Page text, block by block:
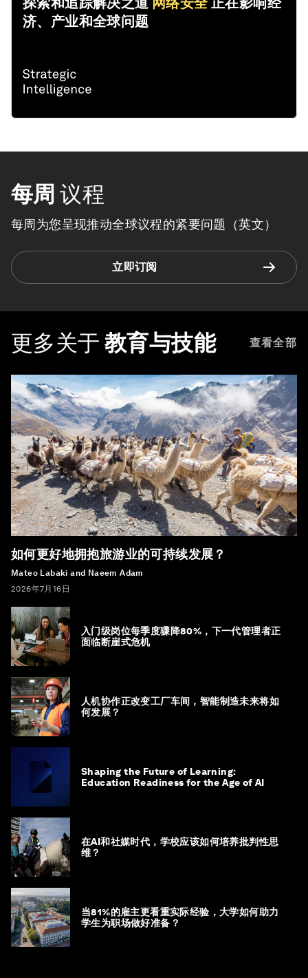
济、产业和全球问题
每周 议程
每周为您呈现推动全球议程的紧要问题（英文）
立即订阅
更多关于 教育与技能 查看全部
如何更好地拥抱旅游业的可持续发展？
Mateo Labaki and Naeem Adam
2026年7月16日
入门级岗位每季度骤降80%，下一代管理者正
面临断崖式危机
人机协作正改变工厂车间，智能制造未来将如
何发展？
Shaping the Future of Learning:
Education Readiness for the Age of AI
在AI和社媒时代，学校应该如何培养批判性思
维？
当81%的雇主更看重实际经验，大学如何助力
学生为职场做好准备？